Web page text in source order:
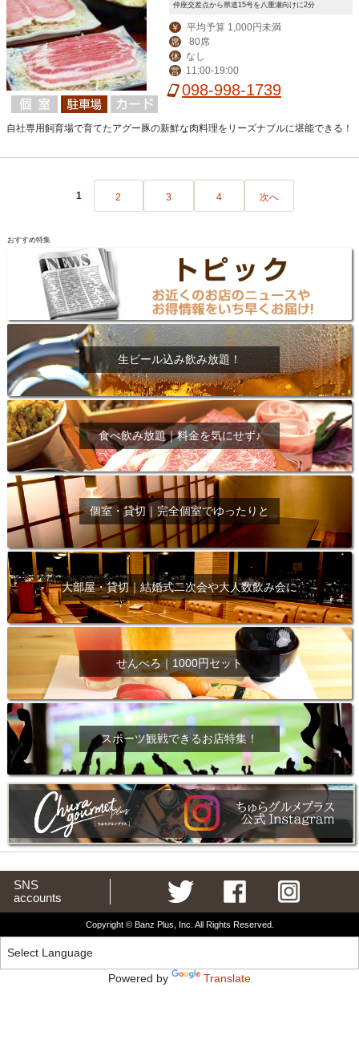
仲座交差点から県道15号を八重瀬向けに2分
￥ 平均予算 1,000円未満
席 80席
休 なし
営 11:00-19:00
098-998-1739
自社専用飼育場で育てたアグー豚の新鮮な肉料理をリーズナブルに堪能できる！
1 2 3 4 次へ
おすすめ特集
生ビール込み飲み放題！
食べ飲み放題｜料金を気にせず♪
個室・貸切｜完全個室でゆったりと
大部屋・貸切｜結婚式二次会や大人数飲み会に
せんべろ｜1000円セット
スポーツ観戦できるお店特集！
SNS
accounts
Copyright © Banz Plus, Inc. All Rights Reserved.
Powered by Translate